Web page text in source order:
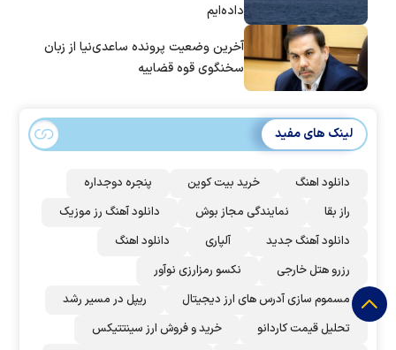
داده‌ایم
آخرین وضعیت پرونده ساعدی‌نیا از زبان
سخنگوی قوه قضاییه
لینک های مفید
دانلود اهنگ خرید بیت کوین
پنجره دوجداره
راز بقا
نمایندگی مجاز بوش
دانلود آهنگ رز‌ موزیک
دانلود آهنگ جدید
آلپاری
دانلود اهنگ
رزرو هتل خارجی
نکسو رمزارزی نوآور
مسموم سازی آدرس های ارز دیجیتال
ریپل در مسیر رشد
تحلیل قیمت کاردانو
خرید و فروش ارز سینتتیکس